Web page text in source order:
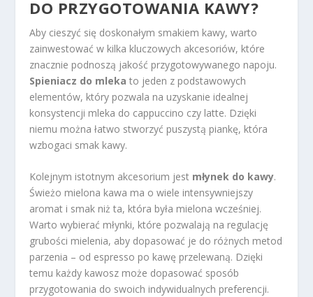
DO PRZYGOTOWANIA KAWY?
Aby cieszyć się doskonałym smakiem kawy, warto
zainwestować w kilka kluczowych akcesoriów, które
znacznie podnoszą jakość przygotowywanego napoju.
Spieniacz do mleka to jeden z podstawowych
elementów, który pozwala na uzyskanie idealnej
konsystencji mleka do cappuccino czy latte. Dzięki
niemu można łatwo stworzyć puszystą piankę, która
wzbogaci smak kawy.
Kolejnym istotnym akcesorium jest młynek do kawy.
Świeżo mielona kawa ma o wiele intensywniejszy
aromat i smak niż ta, która była mielona wcześniej.
Warto wybierać młynki, które pozwalają na regulację
grubości mielenia, aby dopasować je do różnych metod
parzenia – od espresso po kawę przelewaną. Dzięki
temu każdy kawosz może dopasować sposób
przygotowania do swoich indywidualnych preferencji.